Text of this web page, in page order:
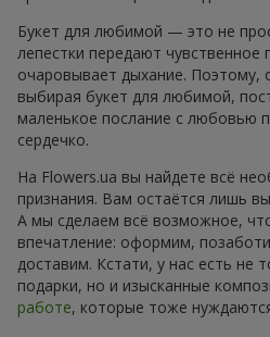
Букет для любимой — это не
лепестки передают чувственное
очаровывает дыхание. Поэтому,
выбирая букет для любимой,
маленькое послание с любовью
сердечко.
На Flowers.ua вы найдете всё
признания. Вам остаётся лишь
А мы сделаем всё возможное,
впечатление: оформим,
доставим. Кстати, у нас есть не
подарки, но и изысканные
работе, которые тоже